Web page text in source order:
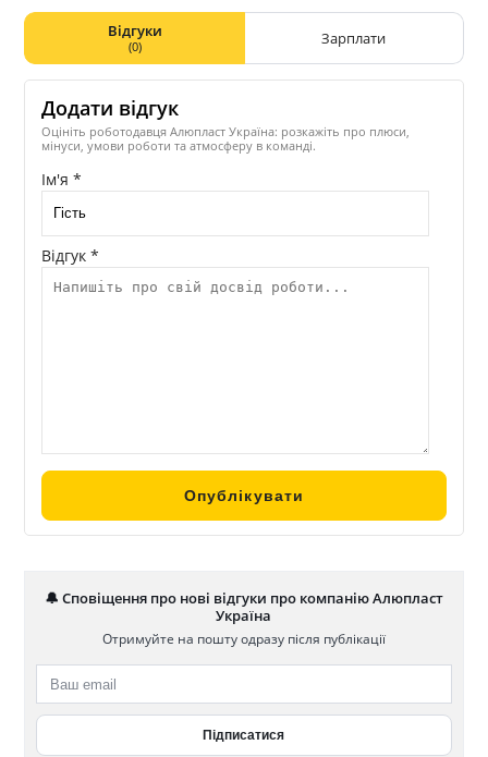
застосовують виробники вікон. Наші віконні та дверні
системи мають найвищі тепло- і шумоізоляційні
показники, забезпечують безпеку і стильний дизайн. Ми
відкриваємо вікно в майбутнє.
Відгуки
(0) Зарплати
Додати відгук
Оцініть роботодавця Алюпласт Україна: розкажіть про плюси,
мінуси, умови роботи та атмосферу в команді.
Ім'я *
Відгук *
🔔 Сповіщення про нові відгуки про компанію Алюпласт
Україна
Отримуйте на пошту одразу після публікації